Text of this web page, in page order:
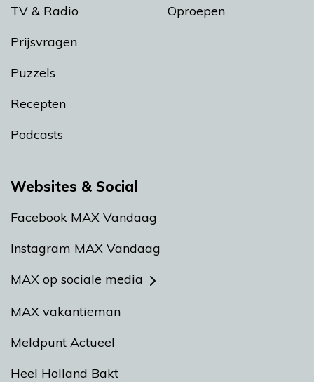
TV & Radio
Prijsvragen
Puzzels
Recepten
Podcasts
Oproepen
Websites & Social
Facebook MAX Vandaag
Instagram MAX Vandaag
MAX op sociale media
MAX vakantieman
Meldpunt Actueel
Heel Holland Bakt